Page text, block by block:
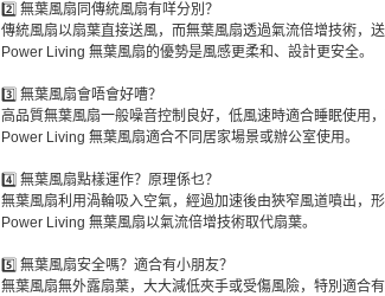
2️⃣ 無葉風扇同傳統風扇有咩分別？
傳統風扇以扇葉直接送風，而無葉風扇透過氣流倍增技術，
Power Living 無葉風扇的優勢是風感更柔和、設計更安全。
3️⃣ 無葉風扇會唔會好嘈？
高品質無葉風扇一般噪音控制良好，低風速時適合睡眠使用
Power Living 無葉風扇適合不同居家場景或辦公室使用。
4️⃣ 無葉風扇點樣運作？原理係乜？
無葉風扇利用渦輪吸入空氣，經過加速後由狹窄風道噴出，
Power Living 無葉風扇以氣流倍增技術取代扇葉。
5️⃣ 無葉風扇安全嗎？適合有小朋友？
無葉風扇無外露扇葉，大大減低夾手或受傷風險，特別適合有